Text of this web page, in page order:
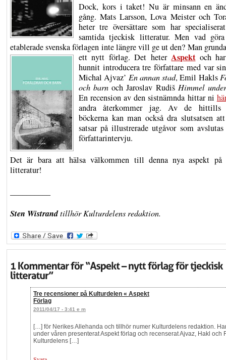
Dock, kors i taket! Nu är minsann en
gång. Mats Larsson, Lova Meister och
heter tre översättare som har
samtida tjeckisk litteratur. Men vad
etablerade svenska förlagen inte längre vill ge ut den? Man
ett nytt förlag.Det heterAspektoch
hunnit introducera tre författare med var
Michal Ajvaz’ En annan stad, Emil Hakls
och barn och Jaroslav Rudiš Himmel
En recension av den sistnämnda hittar ni
andra återkommer jag. Av de hittills
böckerna kan man också dra slutsatsen
satsar på illustrerade utgåvor som
författarintervju.
Det är bara att hälsa välkommen till denna nya aspekt på
litteratur!
Sten Wistrandtillhör Kulturdelens redaktion.
Tre recensioner på Kulturdelen « Aspekt
Förlag
2011/04/17 - 3:41 e m
[…] för Nerikes Allehanda och tillhör numer Kulturdelens redaktion.
under våren presenterat Aspekt förlag och recenserat Ajvaz, Hakl och
Kulturdelens […]